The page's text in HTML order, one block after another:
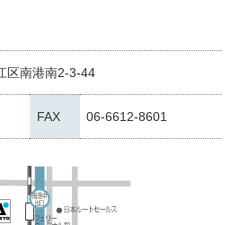
区南港南2-3-44
FAX 06-6612-8601